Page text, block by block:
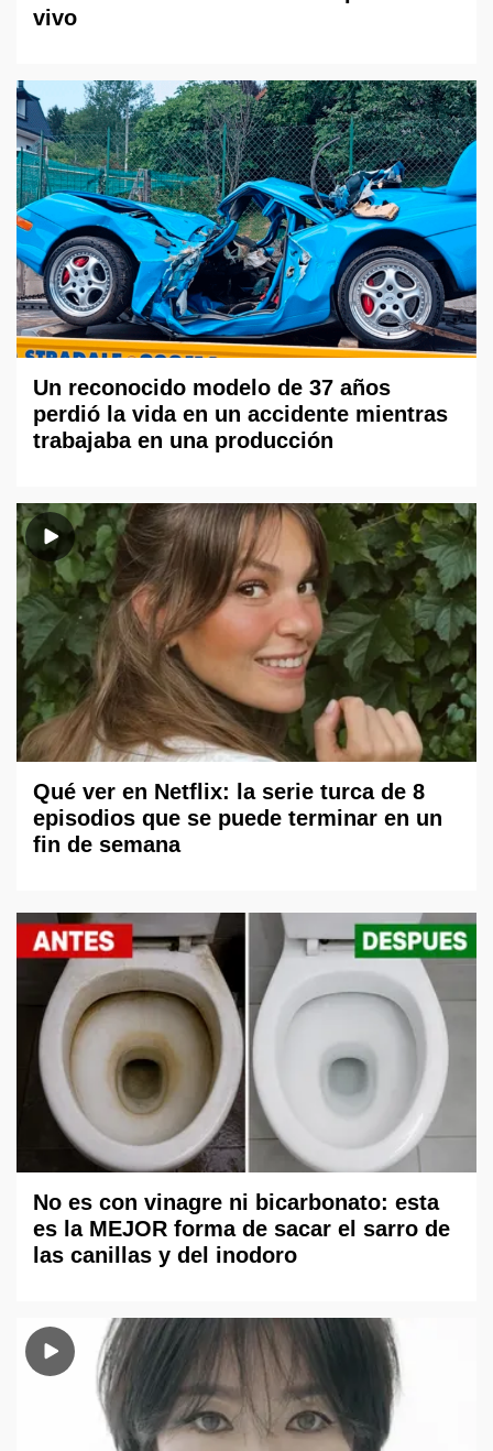
vivo
Un reconocido modelo de 37 años
perdió la vida en un accidente mientras
trabajaba en una producción
Qué ver en Netflix: la serie turca de 8
episodios que se puede terminar en un
fin de semana
No es con vinagre ni bicarbonato: esta
es la MEJOR forma de sacar el sarro de
las canillas y del inodoro